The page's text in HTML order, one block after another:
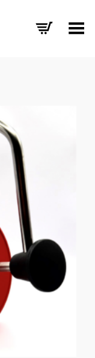
Menü umschalten